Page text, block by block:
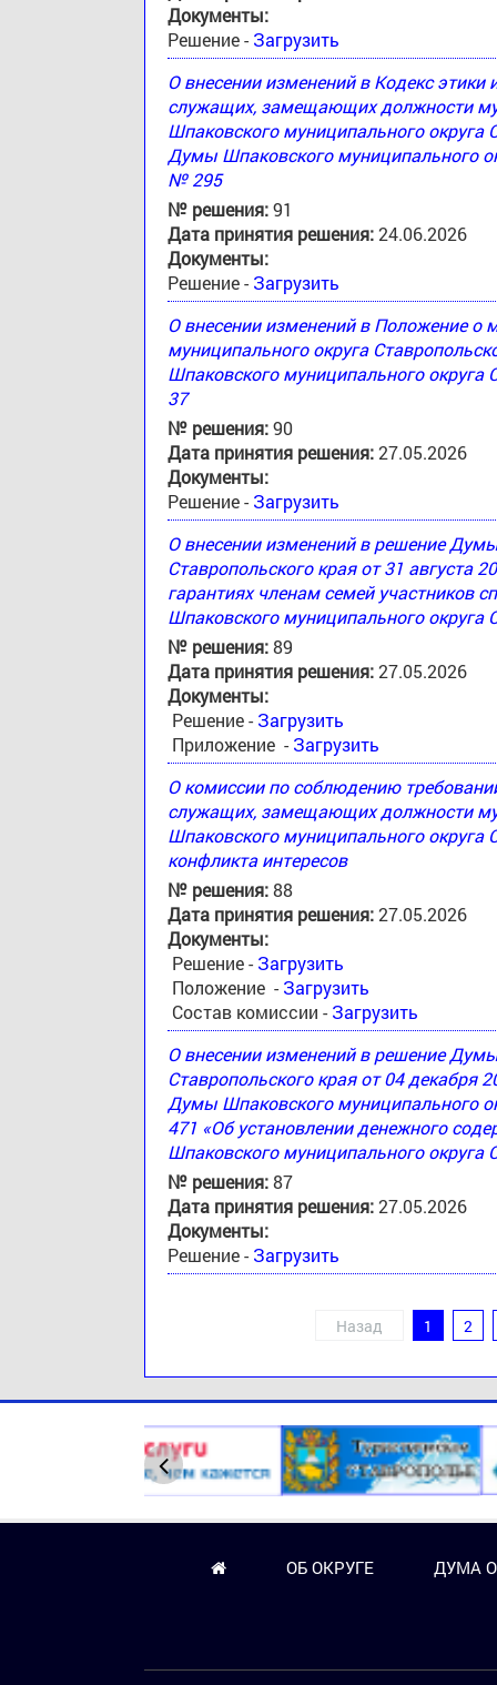
Документы:
Решение - Загрузить
О внесении изменений в Кодекс
служащих, замещающих должности
Шпаковского муниципального
Думы Шпаковского муниципального
№ 295
№ решения:91
Дата принятия решения:24.06.2026
Документы:
Решение - Загрузить
О внесении изменений в Положение
муниципального округа
Шпаковского муниципального округа
37
№ решения:90
Дата принятия решения:27.05.2026
Документы:
Решение - Загрузить
О внесении изменений в решение
Ставропольского края от 31
гарантиях членам семей участников
Шпаковского муниципального округа
№ решения:89
Дата принятия решения:27.05.2026
Документы:
Решение - Загрузить
Приложение - Загрузить
О комиссии по соблюдению
служащих, замещающих должности
Шпаковского муниципального округа
конфликта интересов
№ решения:88
Дата принятия решения:27.05.2026
Документы:
Решение - Загрузить
Положение - Загрузить
Состав комиссии - Загрузить
О внесении изменений в решение
Ставропольского края от 04 декабря
Думы Шпаковского муниципального
471 «Об установлении денежного
Шпаковского муниципального округа
№ решения:87
Дата принятия решения:27.05.2026
Документы:
Решение - Загрузить
Назад 1 2
ОБ ОКРУГЕ ДУМА